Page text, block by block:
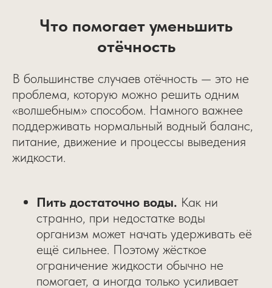
Что помогает уменьшить
отёчность
В большинстве случаев отёчность — это не
проблема, которую можно решить одним
«волшебным» способом. Намного важнее
поддерживать нормальный водный баланс,
питание, движение и процессы выведения
жидкости.
Пить достаточно воды. Как ни
странно, при недостатке воды
организм может начать удерживать её
ещё сильнее. Поэтому жёсткое
ограничение жидкости обычно не
помогает, а иногда только усиливает